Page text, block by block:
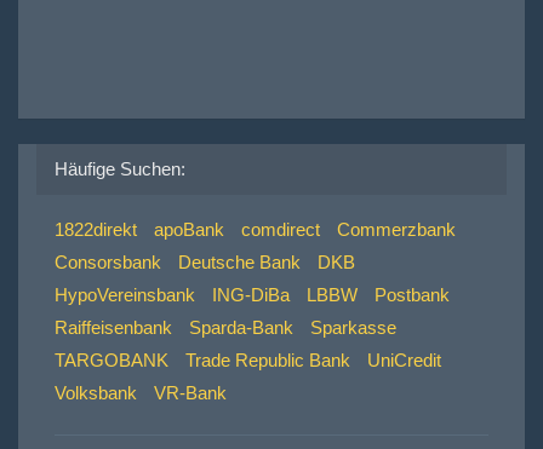
Häufige Suchen:
1822direkt apoBank comdirect
Commerzbank
Consorsbank
Deutsche Bank
DKB
HypoVereinsbank
ING-DiBa LBBW
Postbank
Raiffeisenbank
Sparda-Bank
Sparkasse
TARGOBANK
Trade Republic Bank
UniCredit
Volksbank
VR-Bank